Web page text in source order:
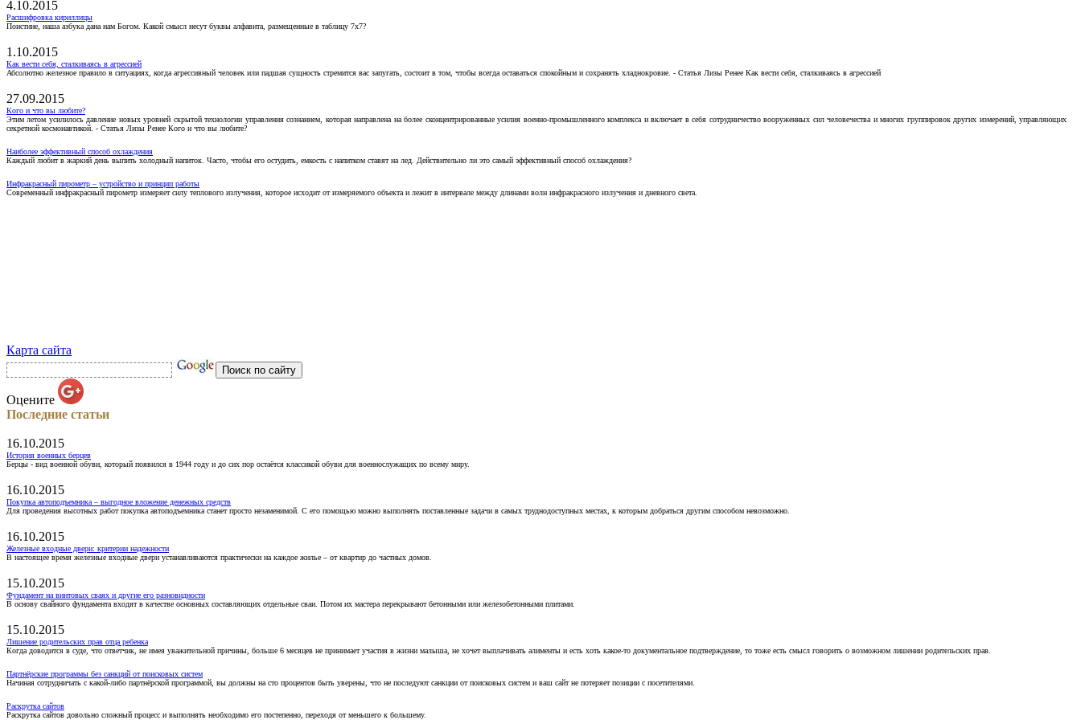
4.10.2015
Расшифровка кириллицы
Поистине, наша азбука дана нам Богом. Какой смысл несут буквы алфавита, размещенные в таблицу 7х7?
1.10.2015
Как вести себя, сталкиваясь в агрессией
Абсолютно железное правило в ситуациях, когда агрессивный человек или падшая сущность стремится вас запугать, состоит в том, чтобы всегда оставаться спокойным и сохранять хладнокровие. - Статья Лизы Ренее Как вести себя, сталкиваясь в агрессией
27.09.2015
Кого и что вы любите?
Этим летом усилилось давление новых уровней скрытой технологии управления сознанием, которая направлена на более сконцентрированные усилия военно-промышленного комплекса и включает в себя сотрудничество вооруженных сил человечества и многих группировок других измерений, управляющих
секретной космонавтикой. - Статья Лизы Ренее Кого и что вы любите?
Наиболее эффективный способ охлаждения
Каждый любит в жаркий день выпить холодный напиток. Часто, чтобы его остудить, емкость с напитком ставят на лед. Действительно ли это самый эффективный способ охлаждения?
Инфракрасный пирометр – устройство и принцип работы
Современный инфракрасный пирометр измеряет силу теплового излучения, которое исходит от измеряемого объекта и лежит в интервале между длинами волн инфракрасного излучения и дневного света.
Карта сайта
Оцените
Последние статьи
16.10.2015
История военных берцев
Берцы - вид военной обуви, который появился в 1944 году и до сих пор остаётся классикой обуви для военнослужащих по всему миру.
16.10.2015
Покупка автоподъемника – выгодное вложение денежных средств
Для проведения высотных работ покупка автоподъемника станет просто незаменимой. С его помощью можно выполнять поставленные задачи в самых труднодоступных местах, к которым добраться другим способом невозможно.
16.10.2015
Железные входные двери: критерии надежности
В настоящее время железные входные двери устанавливаются практически на каждое жилье – от квартир до частных домов.
15.10.2015
Фундамент на винтовых сваях и другие его разновидности
В основу свайного фундамента входят в качестве основных составляющих отдельные сваи. Потом их мастера перекрывают бетонными или железобетонными плитами.
15.10.2015
Лишение родительских прав отца ребенка
Когда доводится в суде, что ответчик, не имея уважительной причины, больше 6 месяцев не принимает участия в жизни малыша, не хочет выплачивать алименты и есть хоть какое-то документальное подтверждение, то тоже есть смысл говорить о возможном лишении родительских прав.
Партнёрские программы без санкций от поисковых систем
Начиная сотрудничать с какой-либо партнёрской программой, вы должны на сто процентов быть уверены, что не последуют санкции от поисковых систем и ваш сайт не потеряет позиции с посетителями.
Раскрутка сайтов
Раскрутка сайтов довольно сложный процесс и выполнять необходимо его постепенно, переходя от меньшего к большему.